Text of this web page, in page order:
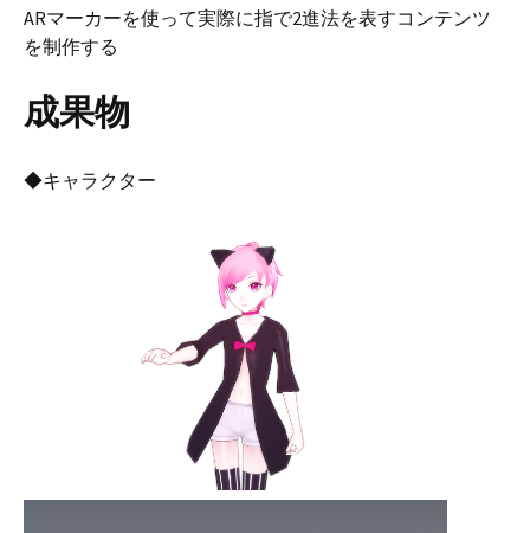
ARマーカーを使って実際に指で2進法を表すコンテンツ
を制作する
成果物
◆キャラクター